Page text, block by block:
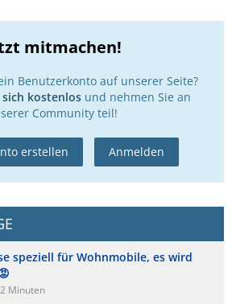
mitmachen!
Benutzerkonto auf unserer Seite?
kostenlosund nehmen Sie an
Community teil!
erstellen Anmelden
speziell für Wohnmobile, es wird
Minuten